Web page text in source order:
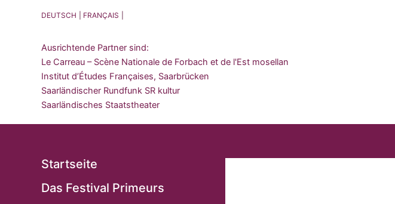
DEUTSCH FRANÇAIS
Ausrichtende Partner sind:
Le Carreau – Scène Nationale de Forbach et de l'Est mosellan
Institut d’Études Françaises, Saarbrücken
Saarländischer Rundfunk SR kultur
Saarländisches Staatstheater
Startseite
Das Festival Primeurs